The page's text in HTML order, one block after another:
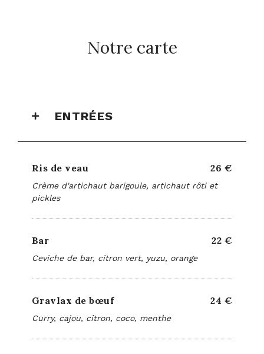
Notre carte
ENTRÉES
Ris de veau 26 €
Crème d'artichaut barigoule, artichaut rôti et
pickles
Bar 22 €
Ceviche de bar, citron vert, yuzu, orange
Gravlax de bœuf 24 €
Curry, cajou, citron, coco, menthe